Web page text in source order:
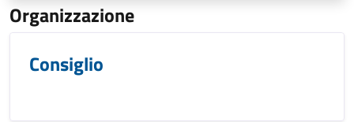
Organizzazione
Consiglio